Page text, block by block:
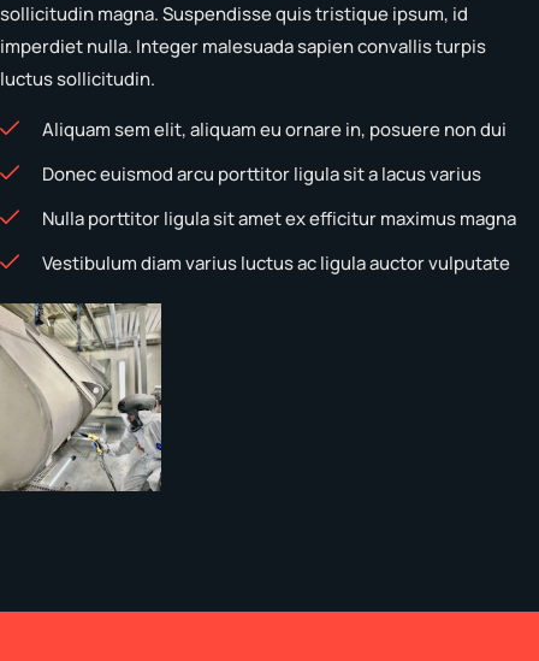
sollicitudin magna. Suspendisse quis tristique ipsum, id
imperdiet nulla. Integer malesuada sapien convallis turpis
luctus sollicitudin.
Aliquam sem elit, aliquam eu ornare in, posuere non dui
Donec euismod arcu porttitor ligula sit a lacus varius
Nulla porttitor ligula sit amet ex efficitur maximus magna
Vestibulum diam varius luctus ac ligula auctor vulputate